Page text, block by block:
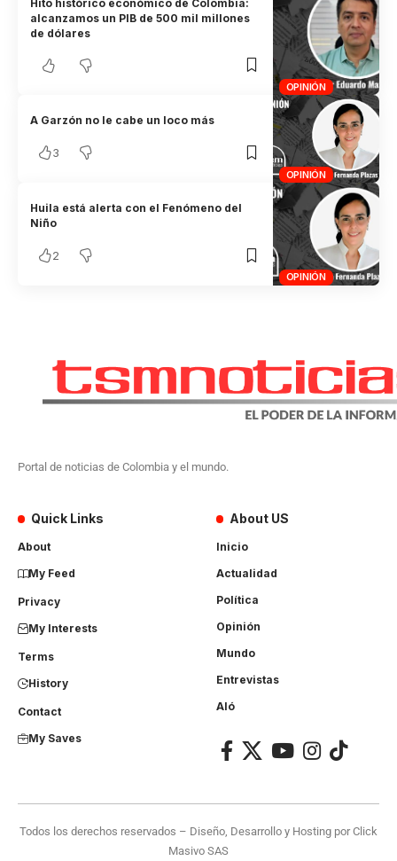
OPINIÓN
Hito histórico económico de Colombia:
alcanzamos un PIB de 500 mil millones
de dólares
OPINIÓN
A Garzón no le cabe un loco más
3
OPINIÓN
Huila está alerta con el Fenómeno del
Niño
2
Portal de noticias de Colombia y el mundo.
Quick Links
About
My Feed
Privacy
My Interests
Terms
History
Contact
My Saves
About US
Inicio
Actualidad
Política
Opinión
Mundo
Entrevistas
Aló
Todos los derechos reservados – Diseño, Desarrollo y Hosting porClick
Masivo SAS